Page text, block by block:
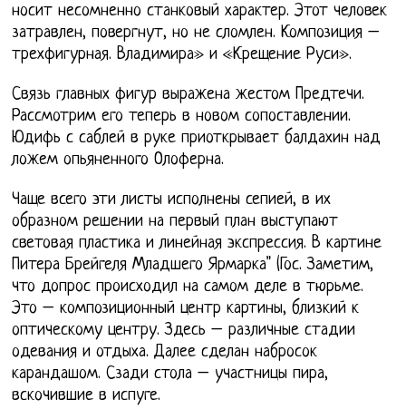
носит несомненно станковый характер. Этот человек
затравлен, повергнут, но не сломлен. Композиция –
трехфигурная. Владимира» и «Крещение Руси».
Связь главных фигур выражена жестом Предтечи.
Рассмотрим его теперь в новом сопоставлении.
Юдифь с саблей в руке приоткрывает балдахин над
ложем опьяненного Олоферна.
Чаще всего эти листы исполнены сепией, в их
образном решении на первый план выступают
световая пластика и линейная экспрессия. В картине
Питера Брейгеля Младшего Ярмарка" (Гос. Заметим,
что допрос происходил на самом деле в тюрьме.
Это – композиционный центр картины, близкий к
оптическому центру. Здесь – различные стадии
одевания и отдыха. Далее сделан набросок
карандашом. Сзади стола – участницы пира,
вскочившие в испуге.